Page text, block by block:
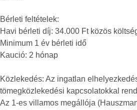
Bérleti feltételek:
Havi bérleti díj: 34.000 Ft közös
Minimum 1 év bérleti idő
Kaució: 2 hónap
Közlekedés: Az ingatlan
tömegközlekedési kapcsolatokkal
Az 1-es villamos megállója